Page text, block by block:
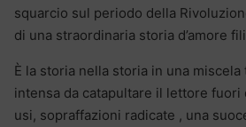
squarcio sul periodo della
di una straordinaria storia d’amore
È la storia nella storia in una
intensa da catapultare il lettore fuori
usi, sopraffazioni radicate , una